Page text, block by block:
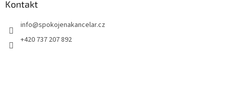
Kontakt
info@spokojenakancelar.cz
+420 737 207 892